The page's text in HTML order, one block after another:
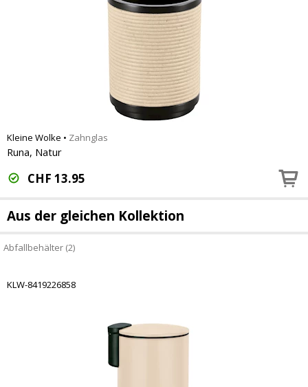
Kleine Wolke • Zahnglas
Runa, Natur
CHF 13.95
Aus der gleichen Kollektion
Abfallbehälter (2)
KLW-8419226858